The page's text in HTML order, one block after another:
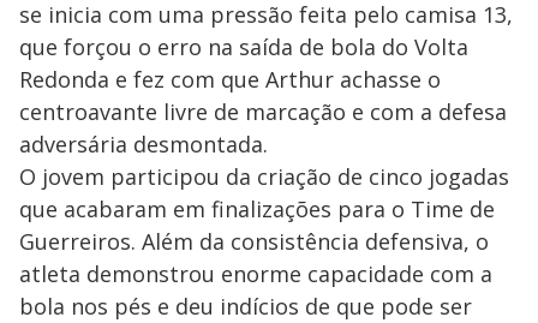
se inicia com uma pressão feita pelo camisa 13,
que forçou o erro na saída de bola do Volta
Redonda e fez com que Arthur achasse o
centroavante livre de marcação e com a defesa
adversária desmontada.
O jovem participou da criação de cinco jogadas
que acabaram em finalizações para o Time de
Guerreiros. Além da consistência defensiva, o
atleta demonstrou enorme capacidade com a
bola nos pés e deu indícios de que pode ser